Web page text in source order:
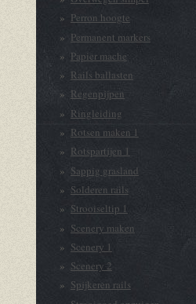
Perron hoogte
Permanent markers
Papier mache
Rails ballasten
Regenpijpen
Ringleiding
Rotsen maken 1
Rotspartijen 1
Sappig grasland
Solderen rails
Strooiseltip 1
Scenery maken
Scenery 1
Scenery 2
Spijkeren rails